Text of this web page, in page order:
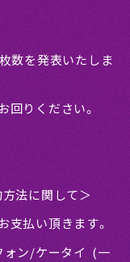
数を発表いたしま
りください。
法に関して＞
支払い頂きます。
ォン/ケータイ (一